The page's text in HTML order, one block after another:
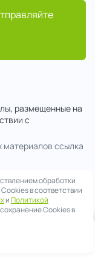
размещенные на
с
материалов ссылка
на обработку
обработки
в соответствии
иПолитикой
Cookies в